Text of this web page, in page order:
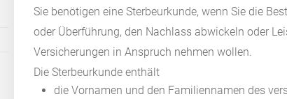
Sie benötigen eine Sterbeurkunde, wenn Sie die
oder Überführung, den Nachlass abwickeln oder
Versicherungen in Anspruch nehmen wollen.
Die Sterbeurkunde enthält
die Vornamen und den Familiennamen des